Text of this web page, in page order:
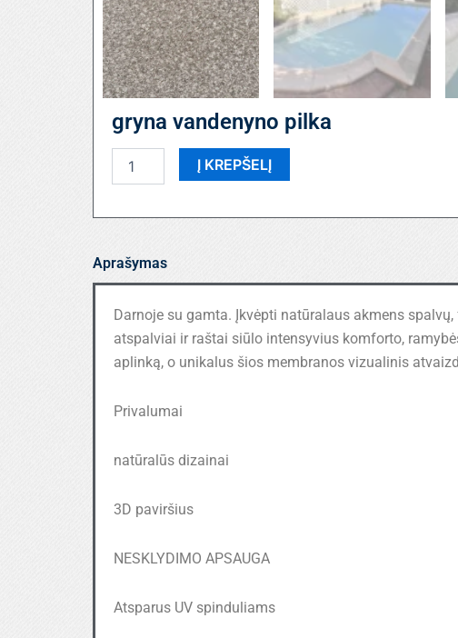
gryna vandenyno pilka
kiekis:
Į KREPŠELĮ
Aprašymas
Darnoje su gamta. Įkvėpti natūralaus akmens
atspalviai ir raštai siūlo intensyvius komforto,
aplinką, o unikalus šios membranos vizualinis
Privalumai
natūralūs dizainai
3D paviršius
NESKLYDIMO APSAUGA
Atsparus UV spinduliams